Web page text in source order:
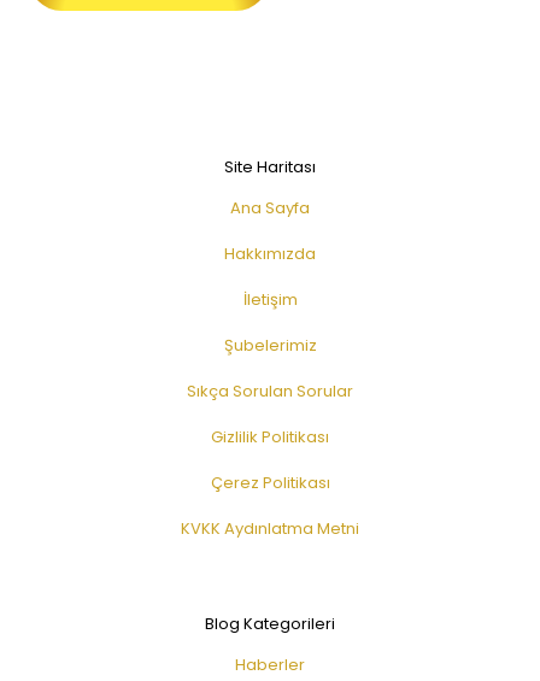
Site Haritası
Ana Sayfa
Hakkımızda
İletişim
Şubelerimiz
Sıkça Sorulan Sorular
Gizlilik Politikası
Çerez Politikası
KVKK Aydınlatma Metni
Blog Kategorileri
Haberler